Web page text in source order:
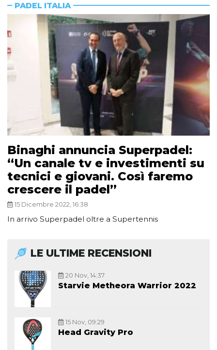
PADEL ITALIA
Binaghi annuncia Superpadel:
“Un canale tv e investimenti su
tecnici e giovani. Così faremo
crescere il padel”
15 Dicembre 2022, 16:38
In arrivo Superpadel oltre a Supertennis
LE ULTIME RECENSIONI
20 Nov, 14:37
Starvie Metheora Warrior 2022
15 Nov, 09:29
Head Gravity Pro